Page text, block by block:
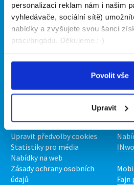
personalizaci reklam nám i našim
vyhledávače, sociální sítě)
nabídky a zvyšujete svou šanci
práci/brigádu. Děkujeme :-)
Povolit vše
Upravit
Brigádníci
Články
Hledané brigády
Podmínky
Upravit předvolby cookies
Statistiky pro média
Nabídky na web
Zásady ochrany osobních
údajů
Fajn